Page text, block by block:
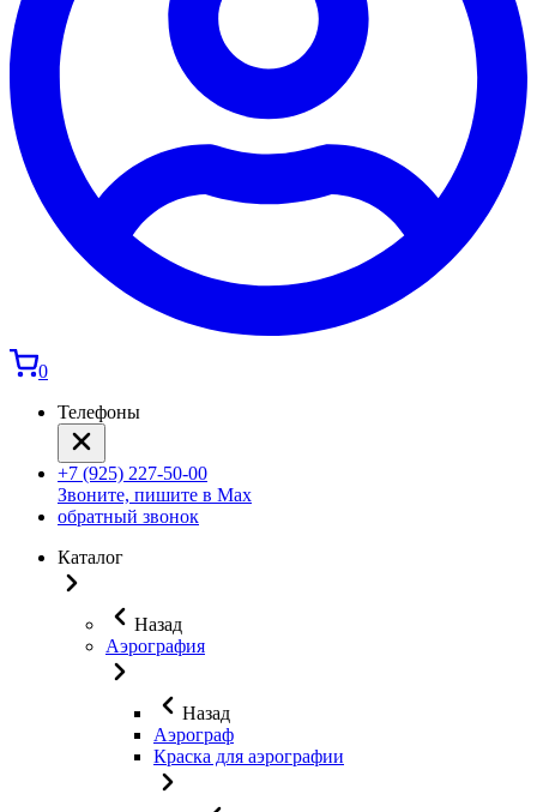
0
Телефоны
+7 (925) 227-50-00
Звоните, пишите в Max
обратный звонок
Каталог
Назад
Аэрография
Назад
Аэрограф
Краска для аэрографии